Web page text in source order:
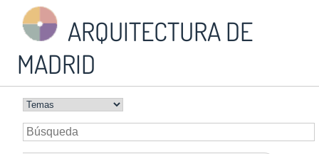
ARQUITECTURA DE
MADRID